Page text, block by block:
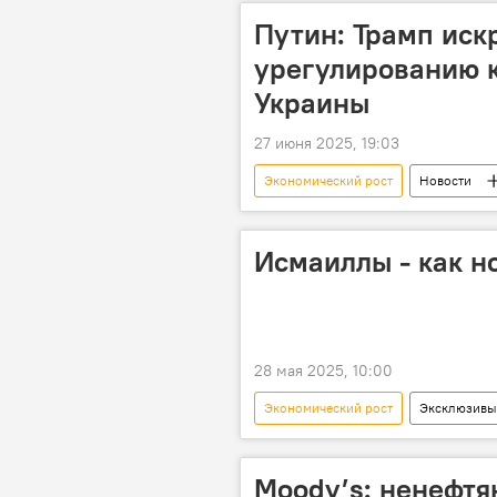
Путин: Трамп
урегулированию
Украины
27 июня 2025, 19:03
Экономический рост Новости
Владимир Путин
Дональд
Исмаиллы - как
28 мая 2025, 10:00
Экономический рост Эксклюзивы
Исмаиллы
Балакен
Moody’s: